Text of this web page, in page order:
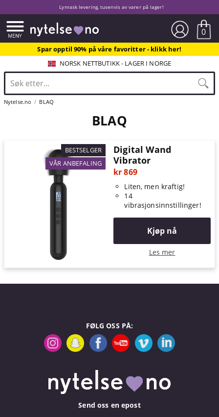
Lynrask levering, tusenvis av varer på lager!
0
Spar opptil 90% på våre favoritter - klikk her!
NORSK NETTBUTIKK - LAGER I NORGE
Nytelse.no BLAQ
BLAQ
BESTSELGER
VÅR ANBEFALING
Digital Wand
Vibrator
kr 869
Liten, men kraftig!
14
vibrasjonsinnstillinger!
Kjøp nå
Les mer
FØLG OSS PÅ:
Send oss en epost